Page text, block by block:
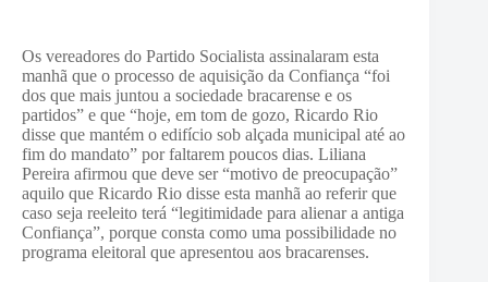
Os vereadores do Partido Socialista assinalaram esta
manhã que o processo de aquisição da Confiança “foi
dos que mais juntou a sociedade bracarense e os
partidos” e que “hoje, em tom de gozo, Ricardo Rio
disse que mantém o edifício sob alçada municipal até ao
fim do mandato” por faltarem poucos dias. Liliana
Pereira afirmou que deve ser “motivo de preocupação”
aquilo que Ricardo Rio disse esta manhã ao referir que
caso seja reeleito terá “legitimidade para alienar a antiga
Confiança”, porque consta como uma possibilidade no
programa eleitoral que apresentou aos bracarenses.